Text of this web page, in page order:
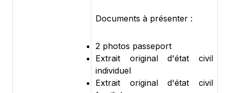
Documents à présenter :
2 photos passeport
Extrait original d'état civil
individuel
Extrait original d'état civil